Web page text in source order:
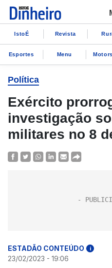
IstoÉ Revista
Esportes Menu
Política
Exército
investigação
militares no 8
ESTADÃO CONTEÚDO i
23/02/2023 - 19:06